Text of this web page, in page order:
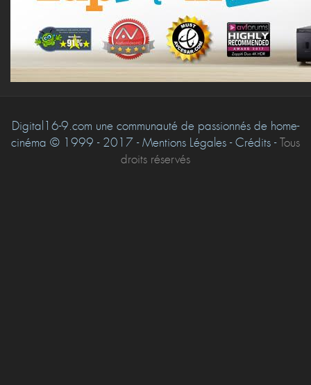
Digital16-9.com une communauté de passionnés de home-
cinéma © 1999 - 2017 - Mentions Légales - Crédits -Tous
droits réservés